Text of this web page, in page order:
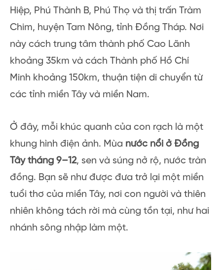
Hiệp, Phú Thành B, Phú Thọ và thị trấn Tràm
Chim, huyện Tam Nông, tỉnh Đồng Tháp. Nơi
này cách trung tâm thành phố Cao Lãnh
khoảng 35km và cách Thành phố Hồ Chí
Minh khoảng 150km, thuận tiện di chuyển từ
các tỉnh miền Tây và miền Nam.
Ở đây, mỗi khúc quanh của con rạch là một
khung hình điện ảnh. Mùa nước nổi ở Đồng
Tây tháng 9–12, sen và súng nở rộ, nước tràn
đồng. Bạn sẽ như được đưa trở lại một miền
tuổi thơ của miền Tây, nơi con người và thiên
nhiên không tách rời mà cùng tồn tại, như hai
nhánh sông nhập làm một.